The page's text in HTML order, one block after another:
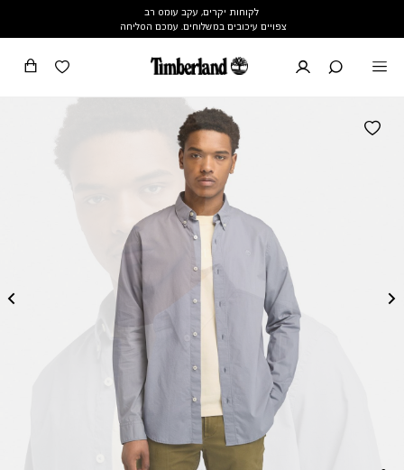
לקוחות יקרים, עקב עומס רב
צפויים עיכובים במשלוחים. עמכם הסליחה